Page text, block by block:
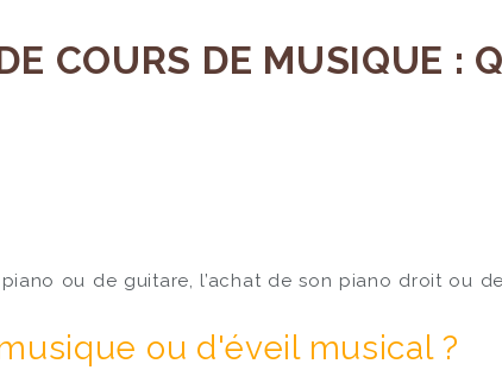
COURS DE MUSIQUE :
ou de guitare, l’achat de son piano droit ou
ou d'éveil musical ?